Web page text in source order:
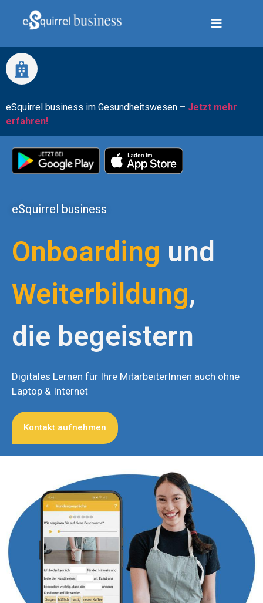
eSquirrel business im Gesundheitswesen – Jetzt mehr
erfahren!
eSquirrel business
Onboarding und
Weiterbildung,
die begeistern
Digitales Lernen für Ihre MitarbeiterInnen auch ohne
Laptop & Internet
Kontakt aufnehmen